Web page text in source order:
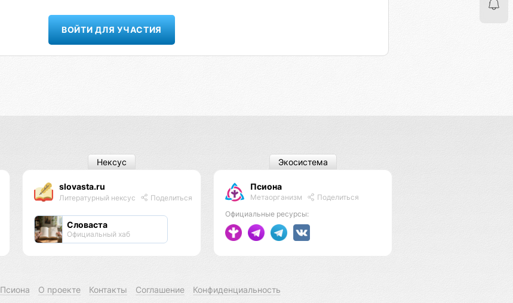
ВОЙТИ ДЛЯ УЧАСТИЯ
slovasta.ru
Литературный нексус Поделиться
Словаста
Официальный хаб
Нексус
Псиона
Метаорганизм
Поделиться
Официальные ресурсы:
Экосистема
Псиона О проекте Контакты Соглашение Конфиденциальность